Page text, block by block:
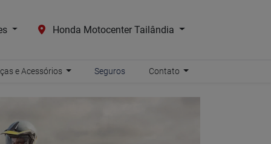
Honda Motocenter Tailândia
e Acessórios Seguros Contato